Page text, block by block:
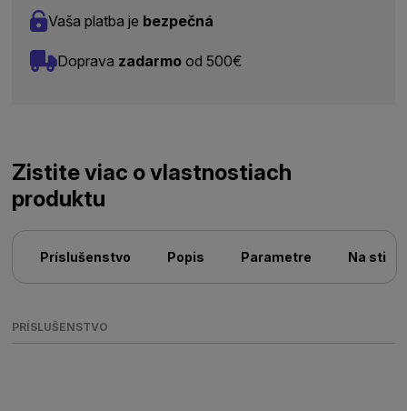
Vaša platba je bezpečná
Doprava zadarmo od 500€
Zistite viac o vlastnostiach
produktu
Príslušenstvo Popis Parametre Na
PRÍSLUŠENSTVO